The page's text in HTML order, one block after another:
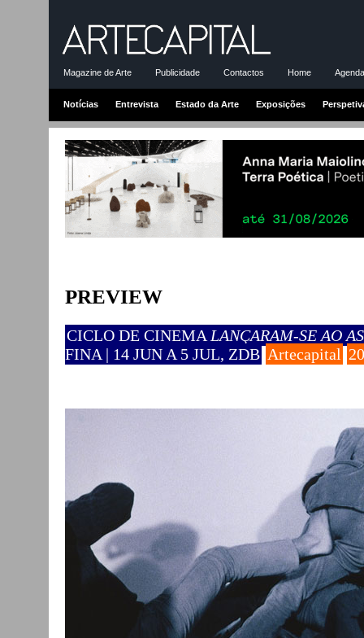
Magazine de Arte Publicidade Contactos Home
Notícias Entrevista Estado da Arte Exposições
PREVIEW
CICLO DE CINEMA LANÇARAM-SE AO
FINA | 14 JUN A 5 JUL, ZDB Artecapital